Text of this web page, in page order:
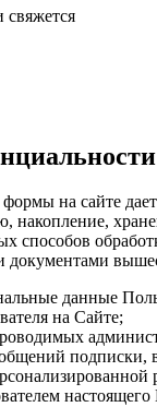
на сайте
накопление,
способов
данные
на Сайте;
подписки,